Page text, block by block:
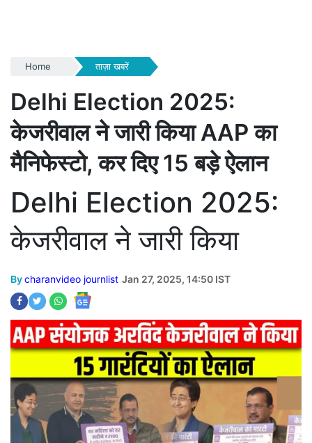
Home ताज़ा खबरें
Delhi Election 2025:
केजरीवाल ने जारी किया AAP का
मैनिफेस्टो, कर दिए 15 बड़े ऐलान
Delhi Election 2025:
केजरीवाल ने जारी किया
Bycharanvideo journlist Jan 27, 2025, 14:50 IST